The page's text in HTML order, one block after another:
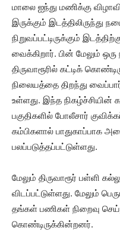
மாலை ஐந்து மணிக்கு
இருக்கும் இடத்திலிருந்து
நிறுவப்பட்டிருக்கும்
வைக்கிறார். பின் மேலும் ஒரு
திருவாரூரில் கட்டிக்
நிலையத்தை திறந்து
உள்ளது. இந்த நிகழ்ச்சியின்
பகுதிகளில் போலீசார்
கம்பிகளால் பாதுகாப்பாக
பலப்படுத்தப்பட்டுள்ளது.
மேலும் திருவாரூர் பள்ளி
விடப்பட்டுள்ளது. மேலும்
தங்கள் பணிகள் நிறைவு
கொண்டிருக்கின்றனர்.